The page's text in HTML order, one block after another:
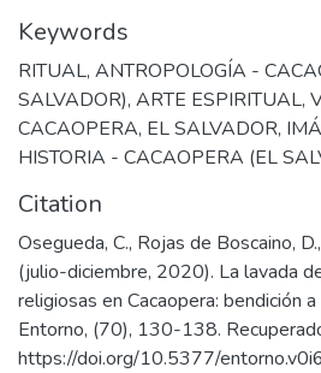
Keywords
RITUAL, ANTROPOLOGÍA -
SALVADOR), ARTE ESPIRITUAL,
CACAOPERA, EL SALVADOR,
HISTORIA - CACAOPERA (EL
Citation
Osegueda, C., Rojas de Boscaino,
(julio-diciembre, 2020). La lavada
religiosas en Cacaopera: bendición
Entorno, (70), 130-138.
https://doi.org/10.5377/